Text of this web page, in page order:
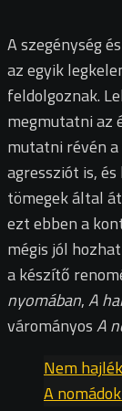
A szegénység
az egyik
feldolgoznak.
megmutatni az
mutatni révén
agressziót is,
tömegek által
ezt ebben a
mégis jól
a készítő
nyomában,A
várományosA
Nem
A